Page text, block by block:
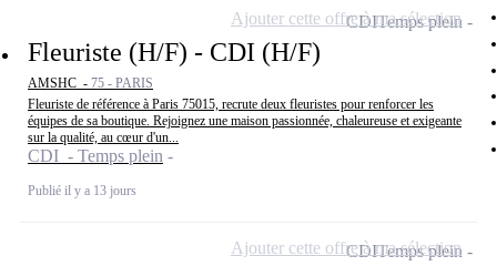
Fleuriste (H/F) - CDI (H/F)
AMSHC - 75 - PARIS
Fleuriste de référence à Paris 75015, recrute deux fleuristes pour renforcer les
équipes de sa boutique. Rejoignez une maison passionnée, chaleureuse et exigeante
sur la qualité, au cœur d'un...
CDI - Temps plein
Publié il y a 13 jours
CDITemps plein
Ajouter cette offre à ma sélection
CDITemps plein
Ajouter cette offre à ma sélection